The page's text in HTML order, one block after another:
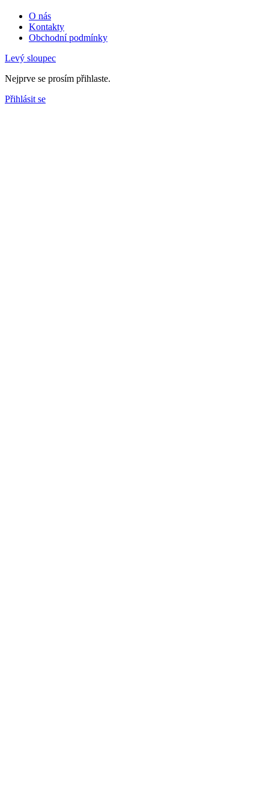
O nás
Kontakty
Obchodní podmínky
Levý sloupec
Nejprve se prosím přihlaste.
Přihlásit se